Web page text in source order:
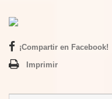
¡Compartir en Facebook!
Imprimir